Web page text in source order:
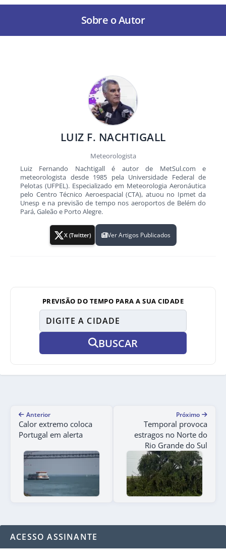
Sobre o Autor
LUIZ F. NACHTIGALL
Meteorologista
Luiz Fernando Nachtigall é autor de MetSul.com e
meteorologista desde 1985 pela Universidade Federal de
Pelotas (UFPEL). Especializado em Meteorologia Aeronáutica
pelo Centro Técnico Aeroespacial (CTA), atuou no Ipmet da
Unesp e na previsão de tempo nos aeroportos de Belém do
Pará, Galeão e Porto Alegre.
X (Twitter) Ver Artigos Publicados
PREVISÃO DO TEMPO PARA A SUA CIDADE
BUSCAR
Anterior
Calor extremo coloca
Portugal em alerta
Próximo
Temporal provoca
estragos no Norte do
Rio Grande do Sul
ACESSO ASSINANTE